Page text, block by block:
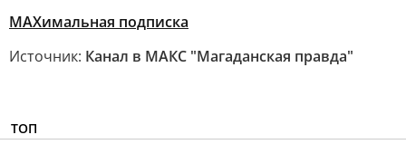
МАХимальная подписка
Источник: Канал в МАКС "Магаданская правда"
ТОП